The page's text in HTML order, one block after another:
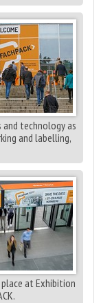
and technology as
and labelling,
at Exhibition